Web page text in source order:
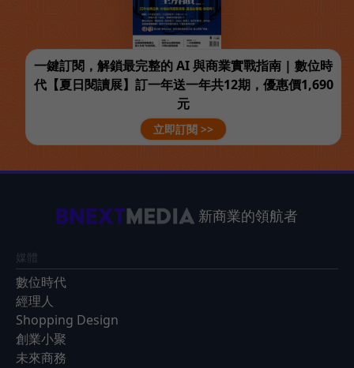
一鍵訂閱，解鎖最完整的 AI 與商業實戰指南 | 數位時
代【夏日閱讀展】訂一年送一年共12期，優惠價1,690
元
立即訂閱 >>
新商業的領航者
媒體
數位時代
經理人
Shopping Design
創業小聚
未來商務